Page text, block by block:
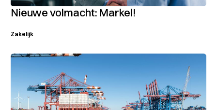
Nieuwe volmacht: Markel!
Zakelijk